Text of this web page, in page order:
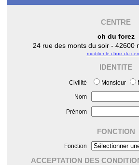
CENTRE
ch du forez
24 rue des monts du soir - 42600
modifier le choix du
IDENTITE
Civilité Monsieur
Nom
Prénom
FONCTION
Fonction
ACCEPTATION DES